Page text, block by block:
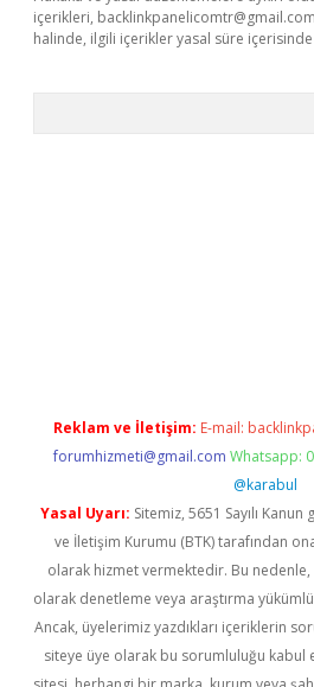
içerikleri, backlinkpanelicomtr@gmail.com
halinde, ilgili içerikler yasal süre içerisinde
Reklam ve İletişim: E-mail:
forumhizmeti@gmail.com Whatsapp:
@karabul
Yasal Uyarı: Sitemiz, 5651 Sayılı
ve İletişim Kurumu (BTK) tarafından
olarak hizmet vermektedir. Bu
olarak denetleme veya araştırma
Ancak, üyelerimiz yazdıkları içeriklerin
siteye üye olarak bu sorumluluğu kabul